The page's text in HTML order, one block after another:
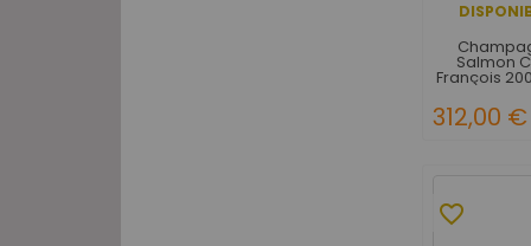
Salmon
François
312,00 €
favorite_border